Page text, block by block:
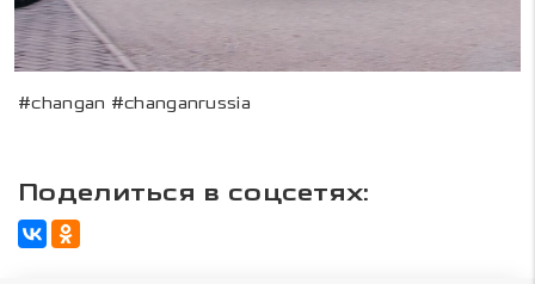
#changan #changanrussia
Поделиться в соцсетях: